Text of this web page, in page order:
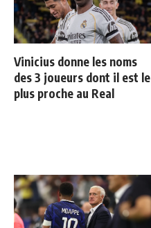
Vinicius donne les noms
des 3 joueurs dont il est le
plus proche au Real